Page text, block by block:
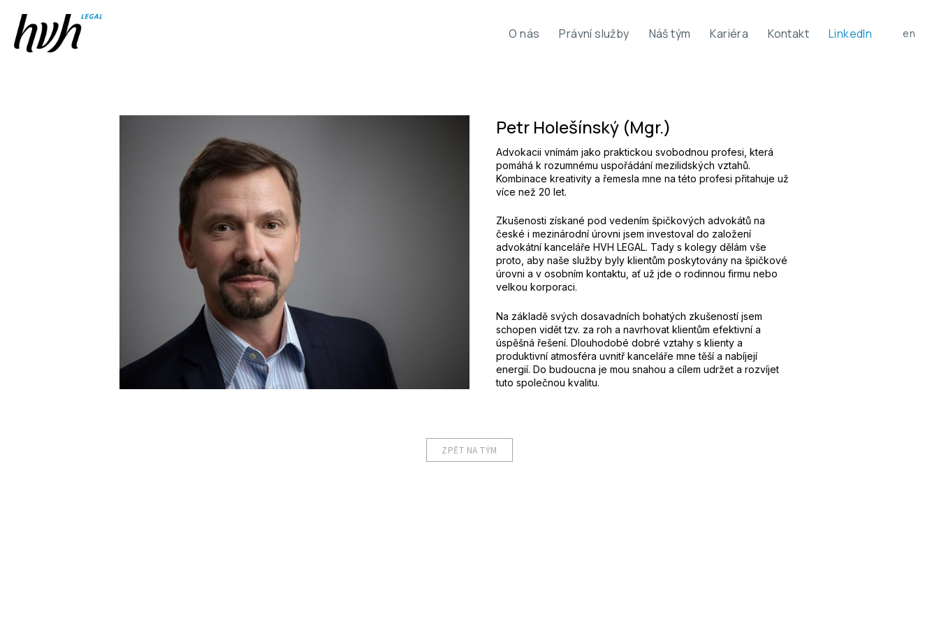
O nás Právní služby Náš tým Kariéra Kontakt LinkedIn cs
en
Petr Holešínský (Mgr.)
Advokacii vnímám jako praktickou svobodnou profesi, která
pomáhá k rozumnému uspořádání mezilidských vztahů.
Kombinace kreativity a řemesla mne na této profesi přitahuje už
více než 20 let.
Zkušenosti získané pod vedením špičkových advokátů na
české i mezinárodní úrovni jsem investoval do založení
advokátní kanceláře HVH LEGAL. Tady s kolegy dělám vše
proto, aby naše služby byly klientům poskytovány na špičkové
úrovni a v osobním kontaktu, ať už jde o rodinnou firmu nebo
velkou korporaci.
Na základě svých dosavadních bohatých zkušeností jsem
schopen vidět tzv. za roh a navrhovat klientům efektivní a
úspěšná řešení. Dlouhodobé dobré vztahy s klienty a
produktivní atmosféra uvnitř kanceláře mne těší a nabíjejí
energií. Do budoucna je mou snahou a cílem udržet a rozvíjet
tuto společnou kvalitu.
ZPĚT NA TÝM